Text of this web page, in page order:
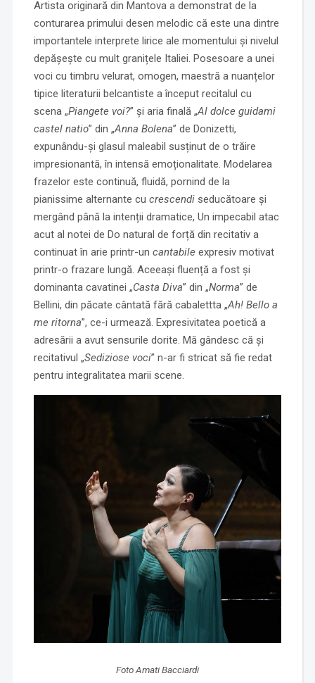
Artista originară din Mantova a demonstrat de la
conturarea primului desen melodic că este una dintre
importantele interprete lirice ale momentului și nivelul
depășește cu mult granițele Italiei. Posesoare a unei
voci cu timbru velurat, omogen, maestră a nuanțelor
tipice literaturii belcantiste a început recitalul cu
scena „Piangete voi?” și aria finală „Al dolce guidami
castel natio” din „Anna Bolena” de Donizetti,
expunându-și glasul maleabil susținut de o trăire
impresionantă, în intensă emoționalitate. Modelarea
frazelor este continuă, fluidă, pornind de la
pianissime alternante cu crescendi seducătoare și
mergând până la intenții dramatice, Un impecabil atac
acut al notei de Do natural de forță din recitativ a
continuat în arie printr-un cantabile expresiv motivat
printr-o frazare lungă. Aceeași fluență a fost și
dominanta cavatinei „Casta Diva” din „Norma” de
Bellini, din păcate cântată fără cabalettta „Ah! Bello a
me ritorna”, ce-i urmează. Expresivitatea poetică a
adresării a avut sensurile dorite. Mă gândesc că și
recitativul „Sediziose voci” n-ar fi stricat să fie redat
pentru integralitatea marii scene.
Foto Amati Bacciardi